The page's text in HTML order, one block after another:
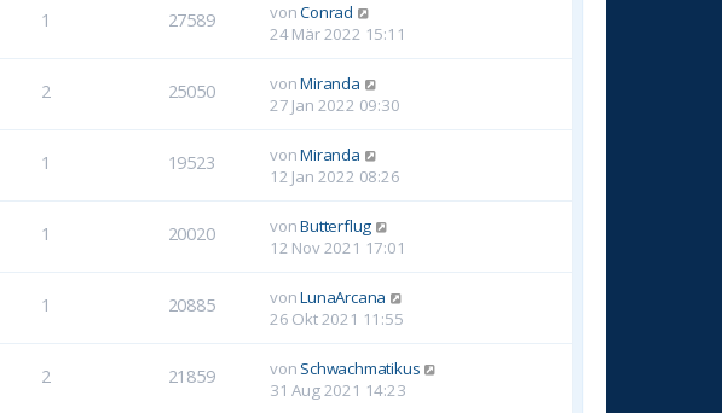
1 27589 vonConrad
24 Mär 2022 15:11
2 25050 vonMiranda
27 Jan 2022 09:30
1 19523 vonMiranda
12 Jan 2022 08:26
1 20020 vonButterflug
12 Nov 2021 17:01
1 20885 vonLunaArcana
26 Okt 2021 11:55
2 21859 von Schwachmatikus
31 Aug 2021 14:23